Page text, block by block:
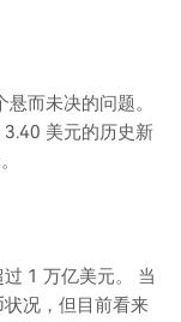
而未决的问题。
美元的历史新
1 万亿美元。 当
况，但目前看来